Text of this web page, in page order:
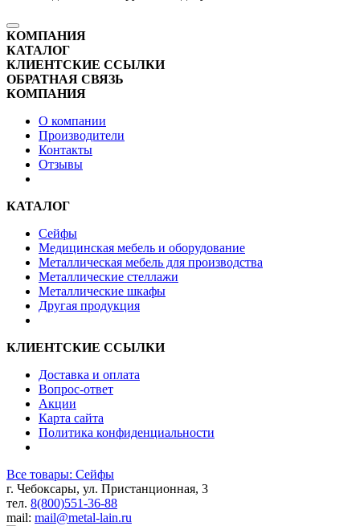
КОМПАНИЯ
КАТАЛОГ
КЛИЕНТСКИЕ ССЫЛКИ
ОБРАТНАЯ СВЯЗЬ
КОМПАНИЯ
О компании
Производители
Контакты
Отзывы
КАТАЛОГ
Сейфы
Медицинская мебель и оборудование
Металлическая мебель для производства
Металлические стеллажи
Металлические шкафы
Другая продукция
КЛИЕНТСКИЕ ССЫЛКИ
Доставка и оплата
Вопрос-ответ
Акции
Карта сайта
Политика конфиденциальности
Все товары: Сейфы
г. Чебоксары, ул. Пристанционная, 3
тел. 8(800)551-36-88
mail: mail@metal-lain.ru